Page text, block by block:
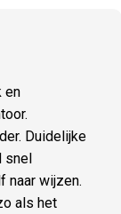
en
Duidelijke
snel
naar wijzen.
als het